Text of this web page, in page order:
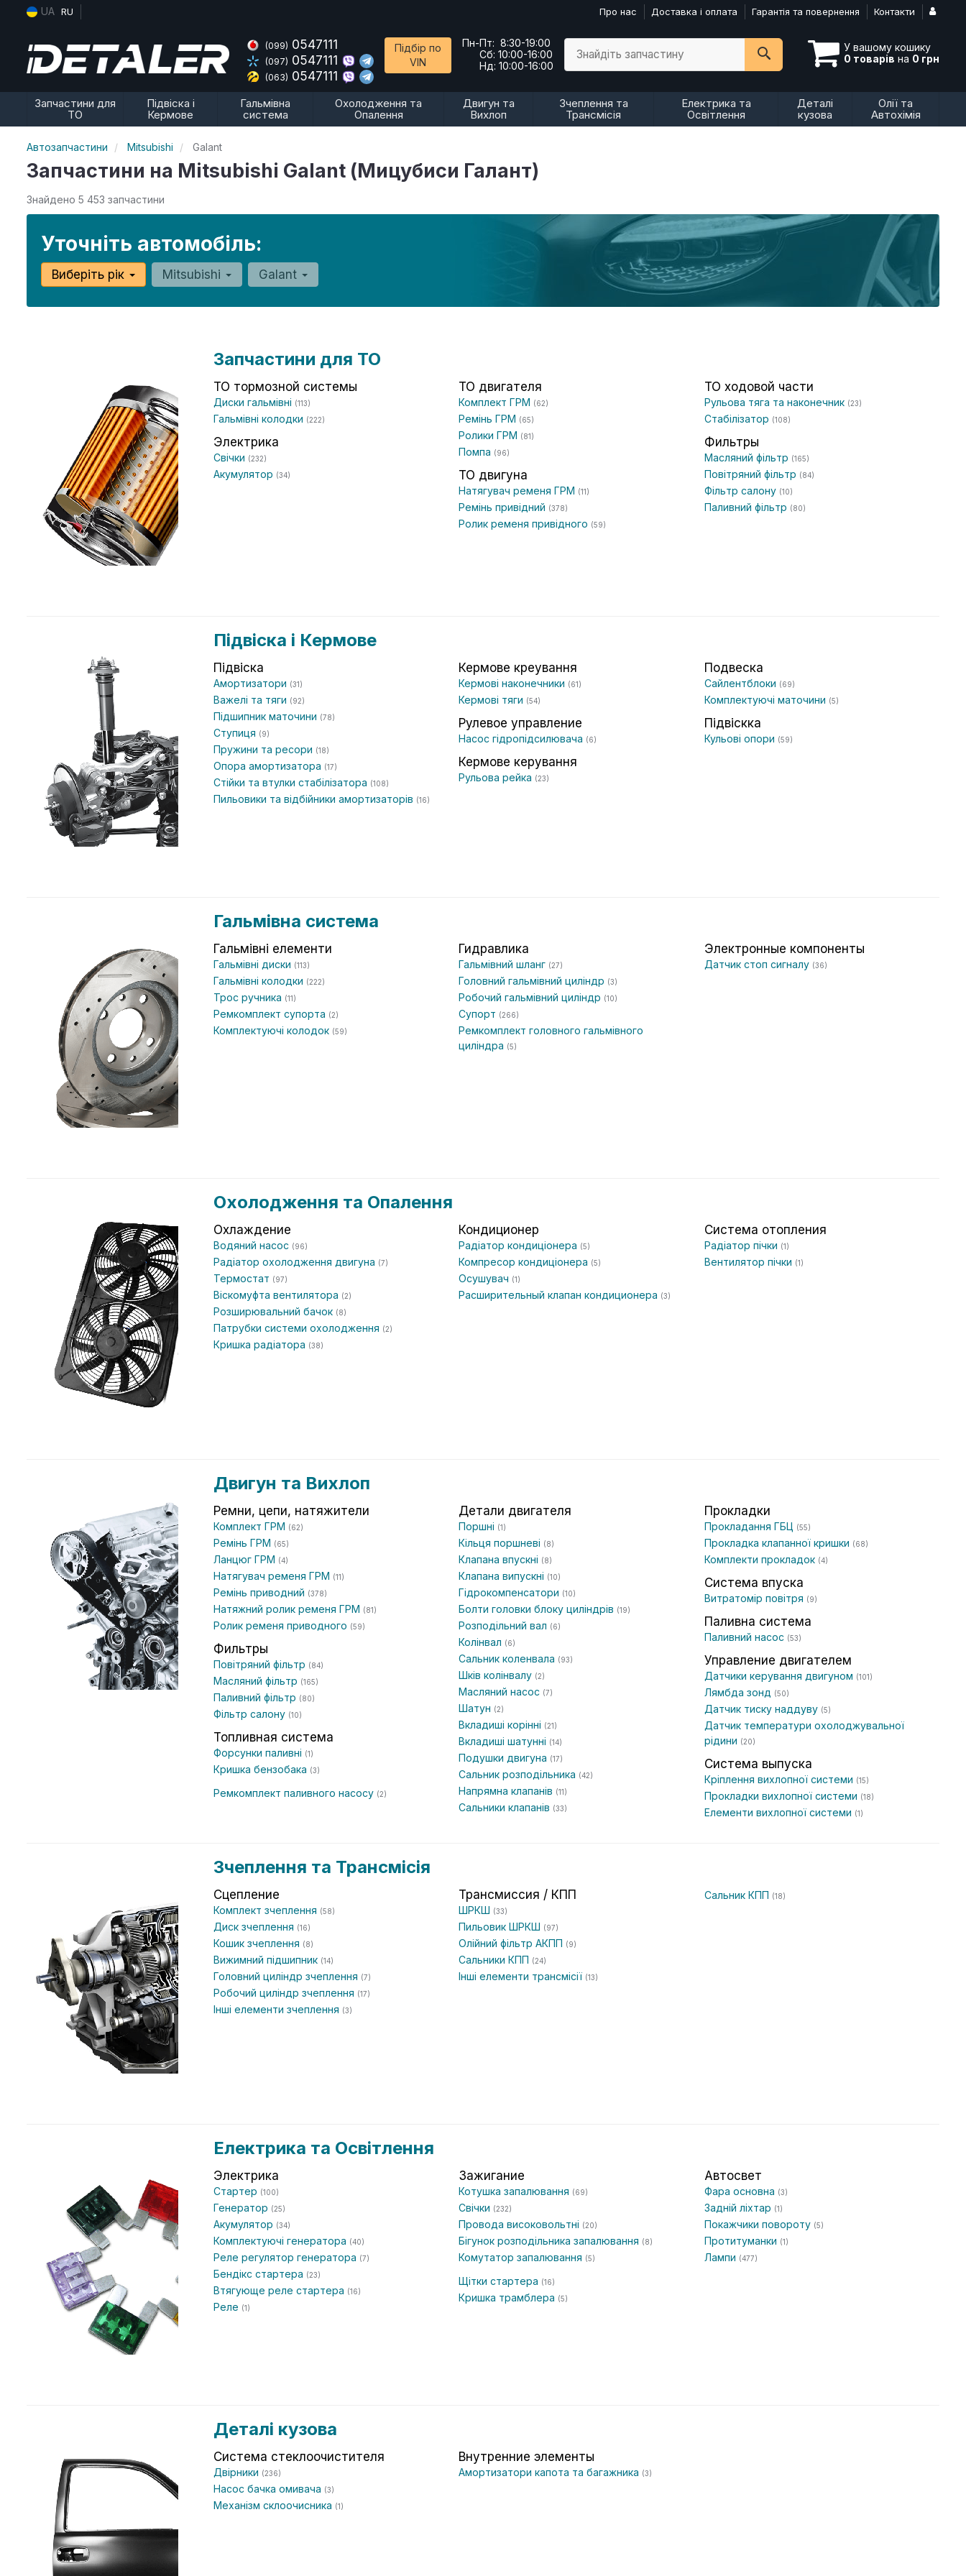
UA RU Про нас Доставка і оплата Гарантія та повернення Контакти
(099) 0547111
(097) 0547111
(063) 0547111
Підбір по
VIN
Пн-Пт: 8:30-19:00
Сб: 10:00-16:00
Нд: 10:00-16:00
У вашому кошику
0 товарів на 0 грн
Знайдіть запчастину
Запчастини для
ТО
Підвіска і
Кермове
Гальмівна
система
Охолодження та
Опалення
Двигун та
Вихлоп
Зчеплення та
Трансмісія
Електрика та
Освітлення
Деталі
кузова
Олії та
Автохімія
Автозапчастини Mitsubishi Galant
Запчастини на Mitsubishi Galant (Мицубиси Галант)
Знайдено 5 453 запчастини
Уточніть автомобіль:
Виберіть рік Mitsubishi Galant
Запчастини для ТО
ТО тормозной системы
Диски гальмівні (113)
Гальмівні колодки (222)
ТО двигателя
Комплект ГРМ (62)
Ремінь ГРМ (65)
Ролики ГРМ (81)
Помпа (96)
ТО ходовой части
Рульова тяга та наконечник (23)
Стабілізатор (108)
Электрика
Свічки (232)
Акумулятор (34)
Фильтры
Масляний фільтр (165)
Повітряний фільтр (84)
Фільтр салону (10)
Паливний фільтр (80)
ТО двигуна
Натягувач ременя ГРМ (11)
Ремінь привідний (378)
Ролик ременя привідного (59)
Підвіска і Кермове
Підвіска
Амортизатори (31)
Важелі та тяги (92)
Підшипник маточини (78)
Ступиця (9)
Пружини та ресори (18)
Опора амортизатора (17)
Стійки та втулки стабілізатора (108)
Пильовики та відбійники амортизаторів (16)
Кермове креування
Кермові наконечники (61)
Кермові тяги (54)
Подвеска
Сайлентблоки (69)
Комплектуючі маточини (5)
Рулевое управление
Насос гідропідсилювача (6)
Підвіскка
Кульові опори (59)
Кермове керування
Рульова рейка (23)
Гальмівна система
Гальмівні елементи
Гальмівні диски (113)
Гальмівні колодки (222)
Трос ручника (11)
Ремкомплект супорта (2)
Комплектуючі колодок (59)
Гидравлика
Гальмівний шланг (27)
Головний гальмівний циліндр (3)
Робочий гальмівний циліндр (10)
Супорт (266)
Ремкомплект головного гальмівного
циліндра (5)
Электронные компоненты
Датчик стоп сигналу (36)
Охолодження та Опалення
Охлаждение
Водяний насос (96)
Радіатор охолодження двигуна (7)
Термостат (97)
Віскомуфта вентилятора (2)
Розширювальний бачок (8)
Патрубки системи охолодження (2)
Кришка радіатора (38)
Кондиционер
Радіатор кондиціонера (5)
Компресор кондиціонера (5)
Осушувач (1)
Расширительный клапан кондиционера (3)
Система отопления
Радіатор пічки (1)
Вентилятор пічки (1)
Двигун та Вихлоп
Ремни, цепи, натяжители
Комплект ГРМ (62)
Ремінь ГРМ (65)
Ланцюг ГРМ (4)
Натягувач ременя ГРМ (11)
Ремінь приводний (378)
Натяжний ролик ременя ГРМ (81)
Ролик ременя приводного (59)
Детали двигателя
Поршні (1)
Кільця поршневі (8)
Клапана впускні (8)
Клапана випускні (10)
Гідрокомпенсатори (10)
Болти головки блоку циліндрів (19)
Розподільний вал (6)
Колінвал (6)
Сальник коленвала (93)
Шків колінвалу (2)
Масляний насос (7)
Шатун (2)
Вкладиші корінні (21)
Вкладиші шатунні (14)
Подушки двигуна (17)
Сальник розподільника (42)
Напрямна клапанів (11)
Сальники клапанів (33)
Прокладки
Прокладання ГБЦ (55)
Прокладка клапанної кришки (68)
Комплекти прокладок (4)
Система впуска
Витратомір повітря (9)
Паливна система
Паливний насос (53)
Фильтры
Повітряний фільтр (84)
Масляний фільтр (165)
Паливний фільтр (80)
Фільтр салону (10)
Управление двигателем
Датчики керування двигуном (101)
Лямбда зонд (50)
Датчик тиску наддуву (5)
Датчик температури охолоджувальної
рідини (20)
Топливная система
Форсунки паливні (1)
Кришка бензобака (3) Система выпуска
Кріплення вихлопної системи (15)
Прокладки вихлопної системи (18)
Елементи вихлопної системи (1)
Ремкомплект паливного насосу (2)
Зчеплення та Трансмісія
Сцепление
Комплект зчеплення (58)
Диск зчеплення (16)
Кошик зчеплення (8)
Вижимний підшипник (14)
Головний циліндр зчеплення (7)
Робочий циліндр зчеплення (17)
Інші елементи зчеплення (3)
Трансмиссия / КПП
ШРКШ (33)
Пильовик ШРКШ (97)
Олійний фільтр АКПП (9)
Сальники КПП (24)
Інші елементи трансмісії (13)
Сальник КПП (18)
Електрика та Освітлення
Электрика
Стартер (100)
Генератор (25)
Акумулятор (34)
Комплектуючі генератора (40)
Реле регулятор генератора (7)
Бендікс стартера (23)
Втягующе реле стартера (16)
Реле (1)
Зажигание
Котушка запалювання (69)
Свічки (232)
Провода високовольтні (20)
Бігунок розподільника запалювання (8)
Комутатор запалювання (5)
Автосвет
Фара основна (3)
Задній ліхтар (1)
Покажчики повороту (5)
Протитуманки (1)
Лампи (477)
Щітки стартера (16)
Кришка трамблера (5)
Деталі кузова
Система стеклоочистителя
Двірники (236)
Насос бачка омивача (3)
Механізм склоочисника (1)
Внутренние элементы
Амортизатори капота та багажника (3)